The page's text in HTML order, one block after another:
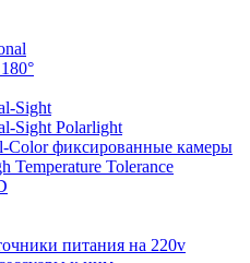
Sight
Sight Polarlight
Color фиксированные камеры
Temperature Tolerance
питания на 220v